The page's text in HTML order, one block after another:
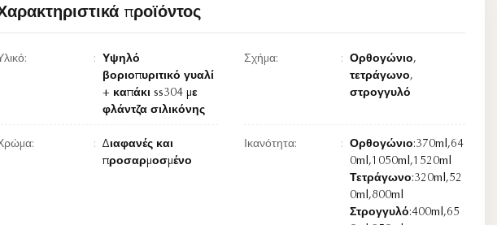
προϊόντος
Υψηλό
βοριοπυριτικό γυαλί
+ καπάκι ss304 με
φλάντζα σιλικόνης
Σχήμα:
Ορθογώνιο,
τετράγωνο,
στρογγυλό
Διαφανές και
προσαρμοσμένο
Ικανότητα:
Ορθογώνιο:370ml,64
0ml,1050ml,1520ml
Τετράγωνο:320ml,52
0ml,800ml
Στρογγυλό:400ml,65